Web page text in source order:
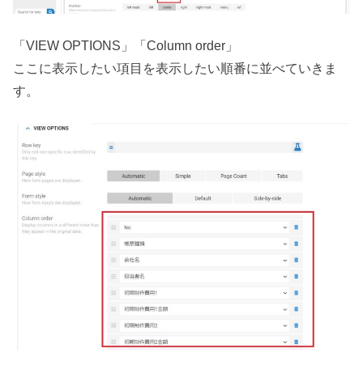
「VIEW OPTIONS」「Column order」
ここに表示したい項目を表示したい順番に並べていきま
す。